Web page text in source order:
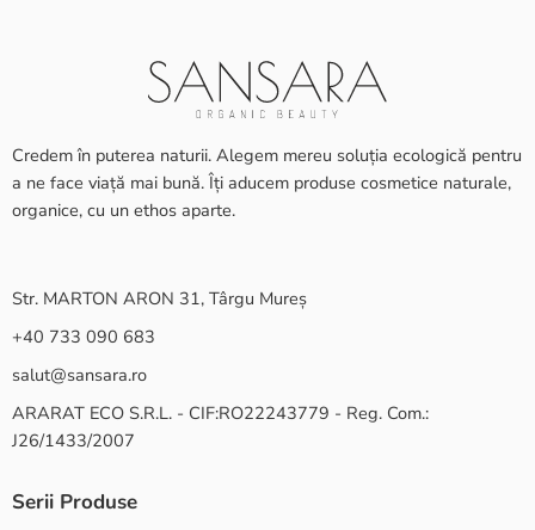
Credem în puterea naturii. Alegem mereu soluția ecologică pentru
a ne face viață mai bună. Îți aducem produse cosmetice naturale,
organice, cu un ethos aparte.
Str. MARTON ARON 31, Târgu Mureș
+40 733 090 683
salut@sansara.ro
ARARAT ECO S.R.L. - CIF:RO22243779 - Reg. Com.:
J26/1433/2007
Serii Produse